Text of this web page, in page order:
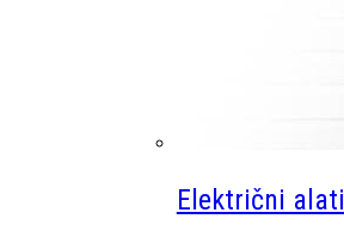
Električni alati